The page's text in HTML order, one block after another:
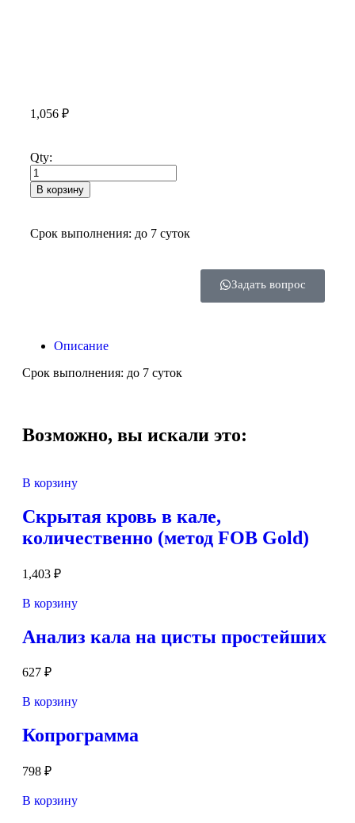
1,056 ₽
Qty:
В корзину
Срок выполнения: до 7 суток
Задать вопрос
Описание
Срок выполнения: до 7 суток
Возможно, вы искали это:
В корзину
Скрытая кровь в кале,
количественно (метод FOB Gold)
1,403 ₽
В корзину
Анализ кала на цисты простейших
627 ₽
В корзину
Копрограмма
798 ₽
В корзину